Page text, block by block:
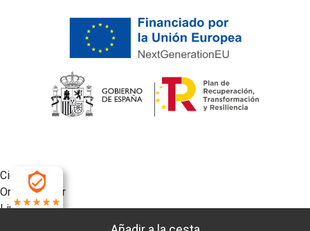
Cierra
Ordenado por
Limpiar